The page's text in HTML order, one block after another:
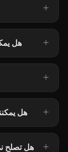
هل
هل
هل تصلح